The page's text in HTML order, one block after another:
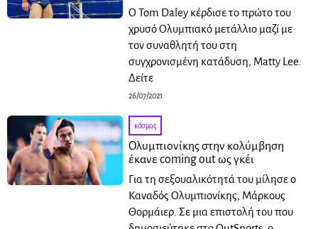
Ο Tom Daley κέρδισε το πρώτο του
χρυσό Ολυμπιακό μετάλλιο μαζί με
τον συναθλητή του στη
συγχρονισμένη κατάδυση, Matty Lee.
Δείτε
26/07/2021
κόσμος
Ολυμπιονίκης στην κολύμβηση
έκανε coming out ως γκέι
Για τη σεξουαλικότητά του μίλησε ο
Καναδός Ολυμπιονίκης, Μάρκους
Θορμάιερ. Σε μια επιστολή του που